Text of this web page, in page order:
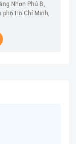
Nhơn Phú B,
Hồ Chí Minh,